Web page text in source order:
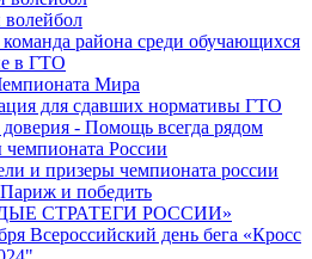
района среди обучающихся
в ГТО
Мира
для сдавших нормативы ГТО
- Помощь всегда рядом
России
и призеры чемпионата россии
и победить
СТРАТЕГИ РОССИИ»
Всероссийский день бега «Кросс